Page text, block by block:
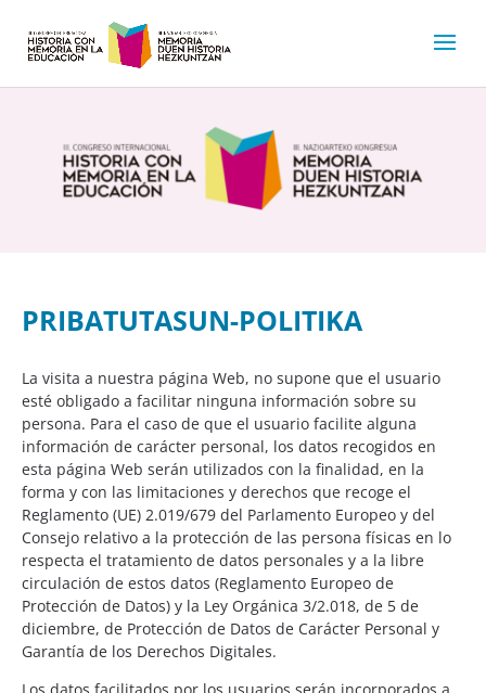
PRIBATUTASUN-POLITIKA
La visita a nuestra página Web, no supone que el usuario
esté obligado a facilitar ninguna información sobre su
persona. Para el caso de que el usuario facilite alguna
información de carácter personal, los datos recogidos en
esta página Web serán utilizados con la finalidad, en la
forma y con las limitaciones y derechos que recoge el
Reglamento (UE) 2.019/679 del Parlamento Europeo y del
Consejo relativo a la protección de las persona físicas en lo
respecta el tratamiento de datos personales y a la libre
circulación de estos datos (Reglamento Europeo de
Protección de Datos) y la Ley Orgánica 3/2.018, de 5 de
diciembre, de Protección de Datos de Carácter Personal y
Garantía de los Derechos Digitales.